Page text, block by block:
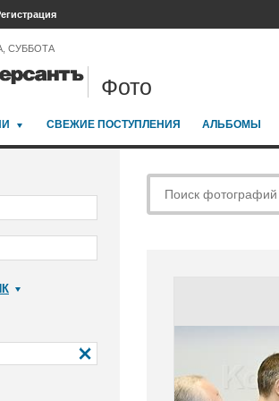
СУББОТА
Фото
СВЕЖИЕ ПОСТУПЛЕНИЯ АЛЬБОМЫ